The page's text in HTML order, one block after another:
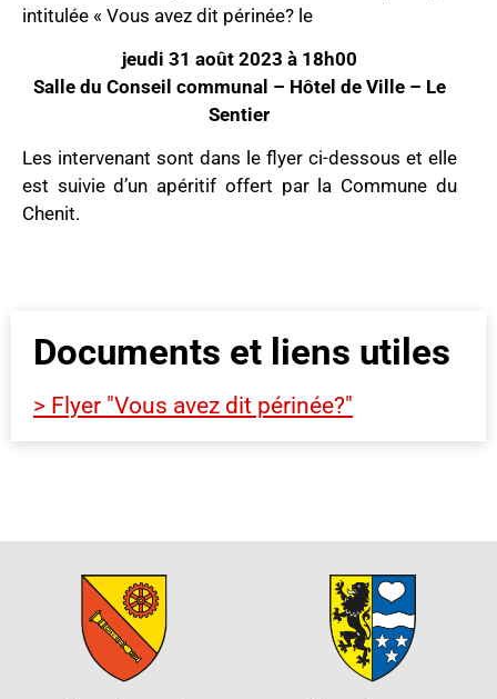
intitulée « Vous avez dit périnée? le
jeudi 31 août 2023 à 18h00
Salle du Conseil communal – Hôtel de Ville – Le
Sentier
Les intervenant sont dans le flyer ci-dessous et elle
est suivie d’un apéritif offert par la Commune du
Chenit.
Documents et liens utiles
> Flyer "Vous avez dit périnée?"